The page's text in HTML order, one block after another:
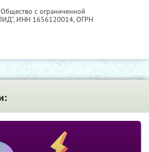
Общество с ограниченной
ИНН 1656120014, ОГРН